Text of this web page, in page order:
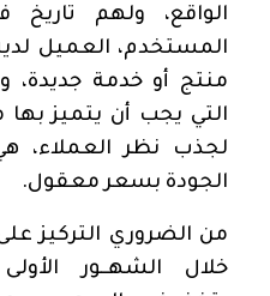
الواقع، ولهم
المستخدم، العميل
منتج أو خدمة جديدة،
التي يجب أن يتميز
لجذب نظر العملاء،
الجودة بسعر معقول.
من الضروري التركيز
خلال الشهــور